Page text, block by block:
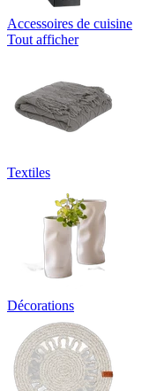
Accessoires de cuisine
Tout afficher
Textiles
Décorations